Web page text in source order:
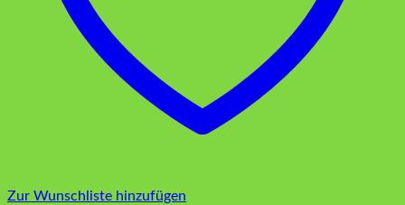
Zur Wunschliste hinzufügen